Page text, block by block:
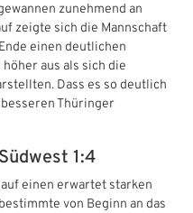
zunehmend an
zeigte sich die Mannschaft
einen deutlichen
aus als sich die
Dass es so deutlich
Thüringer
1:4
einen erwartet starken
von Beginn an das